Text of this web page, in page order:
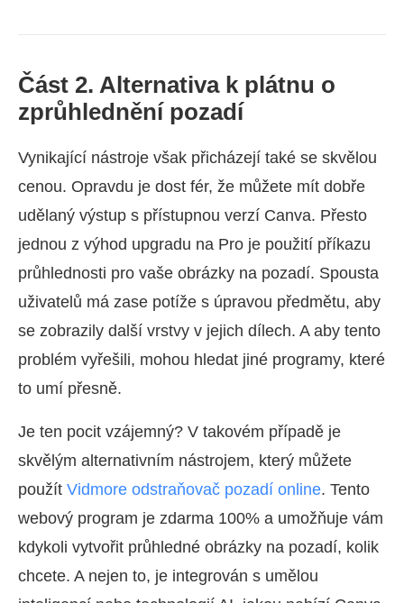
Část 2. Alternativa k plátnu o
zprůhlednění pozadí
Vynikající nástroje však přicházejí také se skvělou
cenou. Opravdu je dost fér, že můžete mít dobře
udělaný výstup s přístupnou verzí Canva. Přesto
jednou z výhod upgradu na Pro je použití příkazu
průhlednosti pro vaše obrázky na pozadí. Spousta
uživatelů má zase potíže s úpravou předmětu, aby
se zobrazily další vrstvy v jejich dílech. A aby tento
problém vyřešili, mohou hledat jiné programy, které
to umí přesně.
Je ten pocit vzájemný? V takovém případě je
skvělým alternativním nástrojem, který můžete
použít Vidmore odstraňovač pozadí online. Tento
webový program je zdarma 100% a umožňuje vám
kdykoli vytvořit průhledné obrázky na pozadí, kolik
chcete. A nejen to, je integrován s umělou